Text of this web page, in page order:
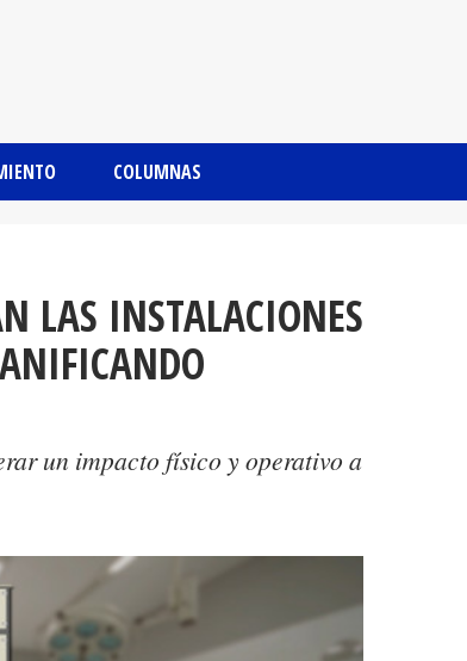
COLUMNAS
LAS INSTALACIONES
un impacto físico y operativo a